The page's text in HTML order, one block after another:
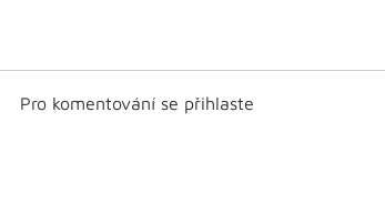
Pro komentování se přihlaste